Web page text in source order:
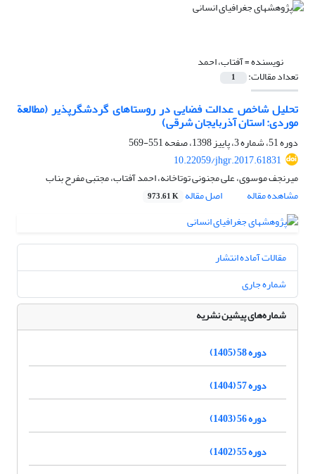
نویسنده =آفتاب، احمد
تعداد مقالات: 1
تحلیل شاخص عدالت فضایی در روستاهای گردشگرپذیر (مطالعة
موردی: استان آذربایجان شرقی)
دوره 51، شماره 3، پاییز 1398، صفحه
551-569
10.22059/jhgr.2017.61831
میرنجف موسوی، علی مجنونی توتاخانه، احمد آفتاب، مجتبی مفرح بناب
مشاهده مقاله
اصل مقاله 973.61 K
مقالات آماده انتشار
شماره جاری
شماره‌های پیشین نشریه
دوره 58 (1405)
دوره 57 (1404)
دوره 56 (1403)
دوره 55 (1402)